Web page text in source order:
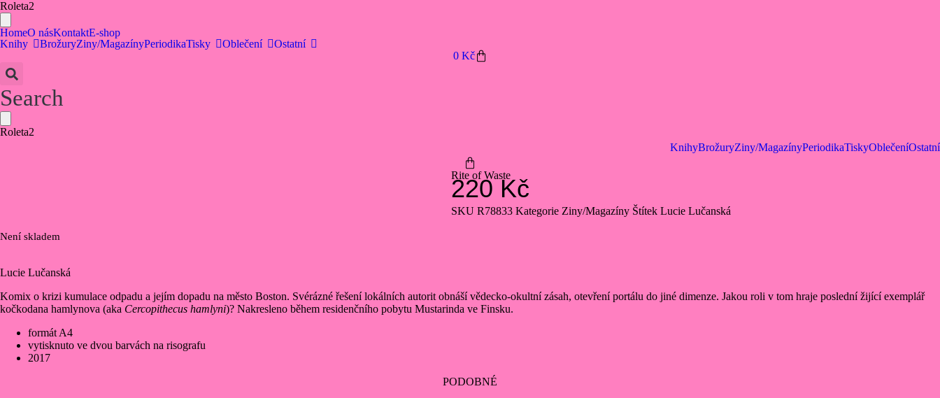
Roleta2
HomeO násKontaktE-shop
Knihy
BrožuryZiny/MagazínyPeriodikaTisky Oblečení
Ostatní
0 Kč
Search
Roleta2
KnihyBrožuryZiny/MagazínyPeriodikaTiskyOblečeníOstatní
Rite of Waste
220Kč
SKUR78833Kategorie Ziny/Magazíny Štítek Lucie Lučanská
Není skladem
Lucie Lučanská
Komix o krizi kumulace odpadu a jejím dopadu na město Boston. Svérázné řešení lokálních autorit obnáší vědecko-okultní zásah, otevření portálu do jiné dimenze. Jakou roli v tom hraje poslední žijící exemplář
kočkodana hamlynova (aka Cercopithecus hamlyni)? Nakresleno během residenčního pobytu Mustarinda ve Finsku.
formát A4
vytisknuto ve dvou barvách na risografu
2017
PODOBNÉ